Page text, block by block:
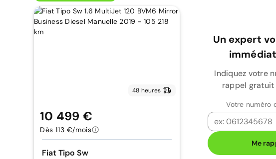
48 heures
Fiat Tipo Sw
10 499 €
Dès 113 €/mois
Un expert
Indiquez votre
rappel
Votre numéro
Me